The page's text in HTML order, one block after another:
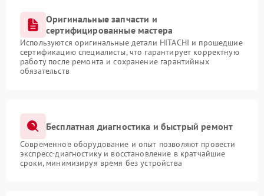
Оригинальные запчасти и
сертифицированные мастера
Используются оригинальные детали HITACHI и прошедшие
сертификацию специалисты, что гарантирует корректную
работу после ремонта и сохранение гарантийных
обязательств
Бесплатная диагностика и быстрый ремонт
Современное оборудование и опыт позволяют провести
экспресс-диагностику и восстановление в кратчайшие
сроки, минимизируя время без устройства